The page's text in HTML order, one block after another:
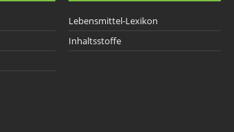
Lebensmittel-Lexikon
Inhaltsstoffe